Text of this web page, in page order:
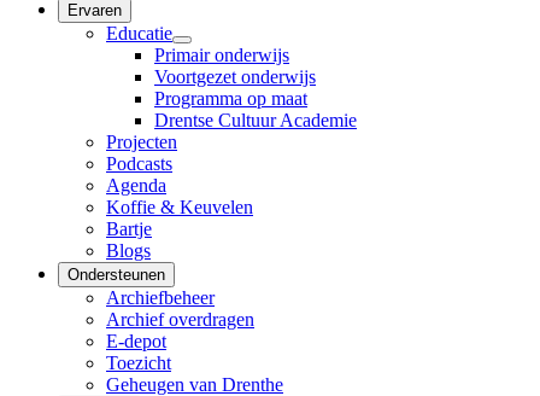
Ervaren
Educatie
Primair onderwijs
Voortgezet onderwijs
Programma op maat
Drentse Cultuur Academie
Projecten
Podcasts
Agenda
Koffie & Keuvelen
Bartje
Blogs
Ondersteunen
Archiefbeheer
Archief overdragen
E-depot
Toezicht
Geheugen van Drenthe